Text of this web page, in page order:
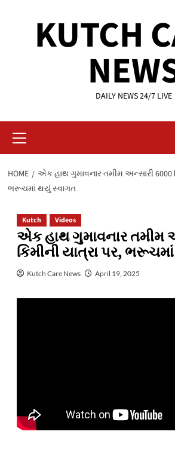
KUTCH
DAILY NEWS 24/7 LIVE
Menu
HOME
એક હાથ ગુમાવનાર તમીમ અન્સારી 6000
ભરૂચમાં થયું સ્વાગત
Kutch Videos
એક હાથ ગુમાવનાર તમીમ
કિમીની યાત્રા પર,
Kutch Care News April 19, 2025